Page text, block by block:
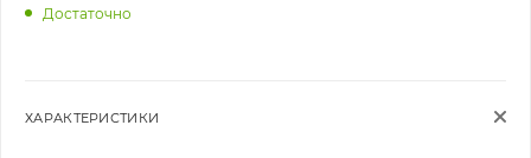
Достаточно
ХАРАКТЕРИСТИКИ